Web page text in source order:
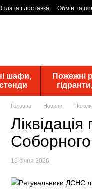
і доставка Обмін та
шафи,
Пожежні
Головна Новини
19 січня 2026